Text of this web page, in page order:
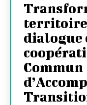
dialogue
Commun